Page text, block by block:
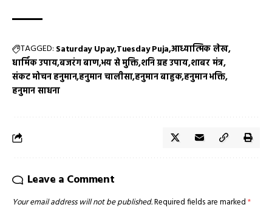
TAGGED: Saturday UpayTuesday Pujaआध्यात्मिक लेख
धार्मिक उपायबजरंग बाणभय से मुक्तिशनि ग्रह उपायशाबर मंत्र
संकट मोचन हनुमानहनुमान चालीसाहनुमान बाहुकहनुमान भक्ति
हनुमान साधना
Leave a Comment
Your email address will not be published.Required fields are marked*